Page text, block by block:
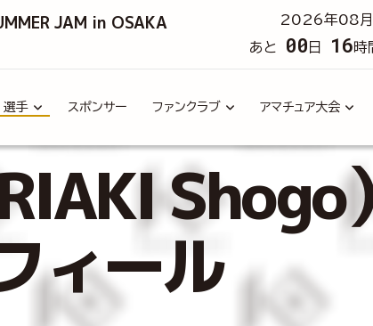
JAM in OSAKA
2026年08月
あと
00 日 16時
選手 スポンサー ファンクラブ アマチュア大会
Shogo
ィール